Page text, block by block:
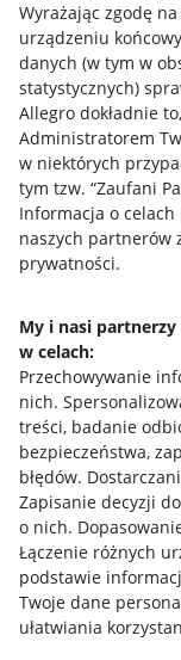
Wyrażając zgodę
urządzeniu
danych (w tym w
statystycznych)
Allegro dokładnie
Administratorem
w niektórych
tym tzw. “Zaufani
Informacja o
naszych partnerów
prywatności.
My i nasi
w celach:
Przechowywanie
nich.
treści, badanie
bezpieczeństwa,
błędów.
Zapisanie decyzji
o nich.
Łączenie różnych
podstawie
Twoje dane
ułatwiania
Przydatne
Jak to działa
Allegro Gadane dla
Allegro Gadane dla
Mapa miejscowości
Informacje
Regulamin
Polityka plików
Ustawienia plików